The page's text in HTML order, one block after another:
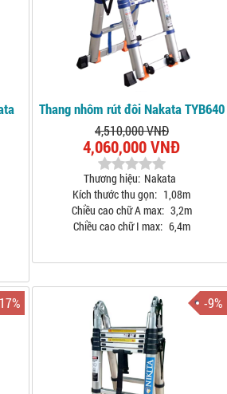
Thang nhôm rút đôi Nakata TYB640
4,510,000 VNĐ
4,060,000 VNĐ
Thương hiệu: Nakata
Kích thước thu gọn: 1,08m
Chiều cao chữ A max: 3,2m
Chiều cao chữ I max: 6,4m
-9%